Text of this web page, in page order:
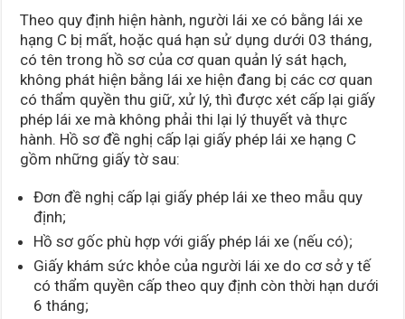
Theo quy định hiện hành, người lái xe có bằng lái xe
hạng C bị mất, hoặc quá hạn sử dụng dưới 03 tháng,
có tên trong hồ sơ của cơ quan quản lý sát hạch,
không phát hiện bằng lái xe hiện đang bị các cơ quan
có thẩm quyền thu giữ, xử lý, thì được xét cấp lại giấy
phép lái xe mà không phải thi lại lý thuyết và thực
hành. Hồ sơ đề nghị cấp lại giấy phép lái xe hạng C
gồm những giấy tờ sau:
Đơn đề nghị cấp lại giấy phép lái xe theo mẫu quy
định;
Hồ sơ gốc phù hợp với giấy phép lái xe (nếu có);
Giấy khám sức khỏe của người lái xe do cơ sở y tế
có thẩm quyền cấp theo quy định còn thời hạn dưới
6 tháng;